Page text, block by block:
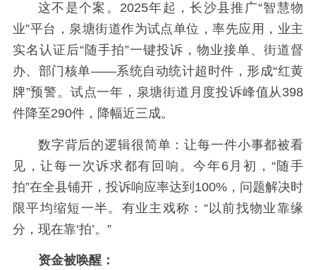
这不是个案。2025年起，长沙县推广“智慧物
业”平台，泉塘街道作为试点单位，率先应用，业主
实名认证后“随手拍”一键投诉，物业接单、街道督
办、部门核单——系统自动统计超时件，形成“红黄
牌”预警。试点一年，泉塘街道月度投诉峰值从398
件降至290件，降幅近三成。
数字背后的逻辑很简单：让每一件小事都被看
见，让每一次诉求都有回响。今年6月初，“随手
拍”在全县铺开，投诉响应率达到100%，问题解决时
限平均缩短一半。有业主戏称：“以前找物业靠缘
分，现在靠‘拍’。”
资金被唤醒：